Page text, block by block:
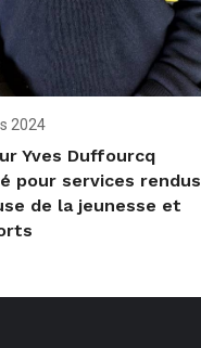
2024
Yves Duffourcq
pour services rendus
de la jeunesse et